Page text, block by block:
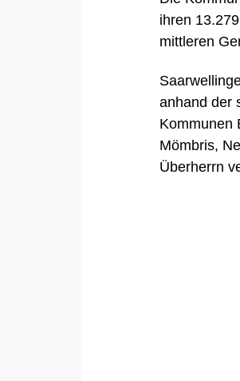
ihren
mittleren
anhand der
Kommunen
Mömbris,
Überherrn